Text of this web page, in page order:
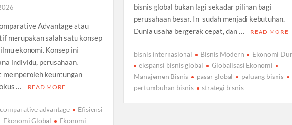
Advantage atau
merupakan salah satu konsep
ekonomi. Konsep ini
individu, perusahaan,
memperoleh keuntungan
…
READ MORE
comparative advantage
Efisiensi
Ekonomi Global
Ekonomi
bisnis global bukan lagi sekadar pilihan bagi
perusahaan besar. Ini sudah menjadi kebutuhan.
Dunia usaha bergerak cepat, dan …
READ MORE
bisnis internasional Bisnis Modern
Ekonomi
ekspansi bisnis global
Globalisasi Ekonomi
Manajemen Bisnis
pasar global
peluang bisnis
pertumbuhan bisnis
strategi bisnis